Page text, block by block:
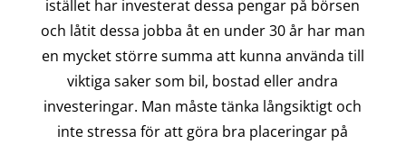
istället har investerat dessa pengar på börsen
och låtit dessa jobba åt en under 30 år har man
en mycket större summa att kunna använda till
viktiga saker som bil, bostad eller andra
investeringar. Man måste tänka långsiktigt och
inte stressa för att göra bra placeringar på